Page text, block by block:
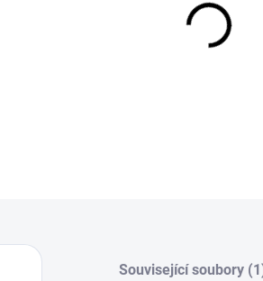
Související soubory